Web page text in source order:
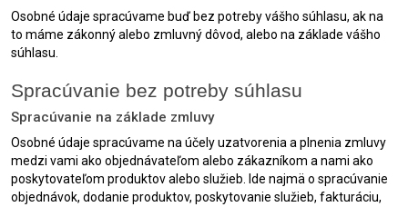
Osobné údaje spracúvame buď bez potreby vášho súhlasu, ak na
to máme zákonný alebo zmluvný dôvod, alebo na základe vášho
súhlasu.
Spracúvanie bez potreby súhlasu
Spracúvanie na základe zmluvy
Osobné údaje spracúvame na účely uzatvorenia a plnenia zmluvy
medzi vami ako objednávateľom alebo zákazníkom a nami ako
poskytovateľom produktov alebo služieb. Ide najmä o spracúvanie
objednávok, dodanie produktov, poskytovanie služieb, fakturáciu,